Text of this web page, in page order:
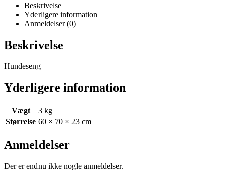
Beskrivelse
Yderligere information
Anmeldelser (0)
Beskrivelse
Hundeseng
Yderligere information
Vægt
3 kg
Størrelse 60 × 70 × 23 cm
Anmeldelser
Der er endnu ikke nogle anmeldelser.